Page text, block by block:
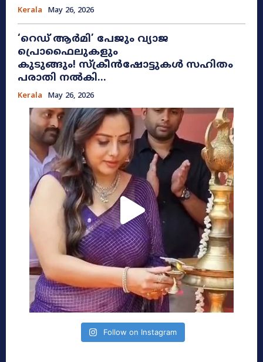
Kerala May 26, 2026
​‘റെഡ് ആർമി’ പേജും വ്യാജ
പ്രൊഫൈലുകളും
കുടുങ്ങും! സ്ക്രീൻഷോട്ടുകൾ സഹിതം
പരാതി നൽകി...
Kerala May 26, 2026
Follow on Instagram